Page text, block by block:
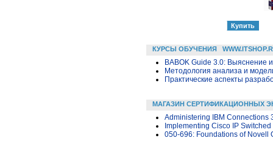
КУРСЫ ОБУЧЕНИЯ
BABOK Guide 3.0: Выяснение
Методология анализа и
Практические аспекты
МАГАЗИН СЕРТИФИКАЦИОННЫХ
Administering IBM Connections
Implementing Cisco IP
050-696: Foundations of Novell